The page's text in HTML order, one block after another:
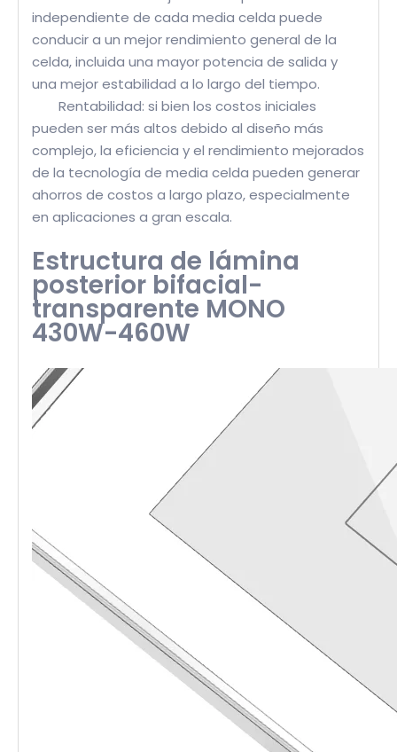
independiente de cada media celda puede
conducir a un mejor rendimiento general de la
celda, incluida una mayor potencia de salida y
una mejor estabilidad a lo largo del tiempo.
Rentabilidad: si bien los costos iniciales
pueden ser más altos debido al diseño más
complejo, la eficiencia y el rendimiento mejorados
de la tecnología de media celda pueden generar
ahorros de costos a largo plazo, especialmente
en aplicaciones a gran escala.
Estructura de lámina
posterior bifacial-
transparente MONO
430W-460W